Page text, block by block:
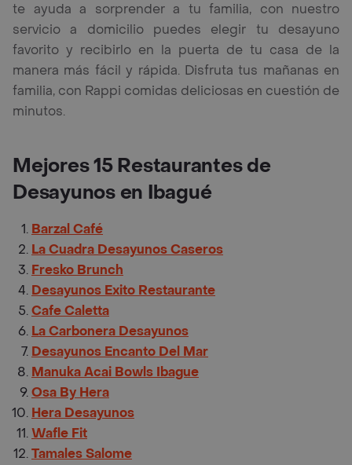
te ayuda a sorprender a tu familia, con nuestro
servicio a domicilio puedes elegir tu desayuno
favorito y recibirlo en la puerta de tu casa de la
manera más fácil y rápida. Disfruta tus mañanas en
familia, con Rappi comidas deliciosas en cuestión de
minutos.
Mejores 15 Restaurantes de
Desayunos en Ibagué
Barzal Café
La Cuadra Desayunos Caseros
Fresko Brunch
Desayunos Exito Restaurante
Cafe Caletta
La Carbonera Desayunos
Desayunos Encanto Del Mar
Manuka Acai Bowls Ibague
Osa By Hera
Hera Desayunos
Wafle Fit
Tamales Salome